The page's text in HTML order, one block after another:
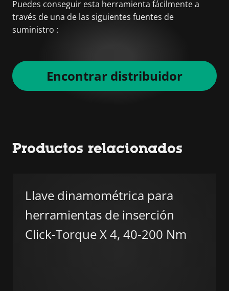
Puedes conseguir esta herramienta fácilmente a
través de una de las siguientes fuentes de
suministro :
Encontrar distribuidor
Productos relacionados
Llave dinamométrica para
herramientas de inserción
Click-Torque X 4, 40-200 Nm